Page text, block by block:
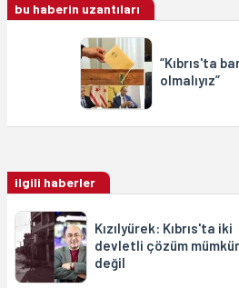
bu haberin uzantıları
“Kıbrıs'ta
olmalıyız”
ilgili haberler
Kızılyürek: Kıbrıs'ta iki
devletli çözüm
değil